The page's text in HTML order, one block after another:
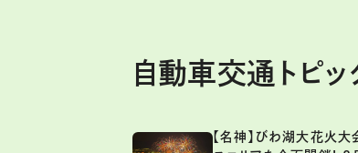
自動車交通トピ
【名神】びわ湖大花火大